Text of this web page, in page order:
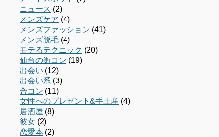
ニュース (2)
メンズケア (4)
メンズファッション (41)
メンズ脱毛 (4)
モテるテクニック (20)
仙台の街コン (19)
出会い (12)
出会い系 (3)
合コン (11)
女性へのプレゼント&手土産 (4)
居酒屋 (8)
彼女 (2)
恋愛本 (2)